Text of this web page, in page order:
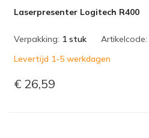
Laserpresenter Logitech R400
Verpakking: 1 stuk Artikelcode:
Levertijd 1-5 werkdagen
€ 26,59